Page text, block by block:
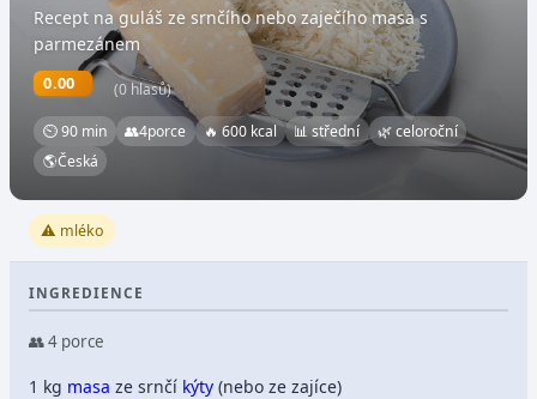
Recept na guláš ze srnčího nebo zaječího masa s
parmezánem
0.00 (0 hlasů)
⏲ 90 min 👥4porce 🔥 600 kcal 📊 střední
🌿 celoroční
🌎Česká
⚠️ mléko
INGREDIENCE
👥 4 porce
1 kg masa ze srnčí kýty (nebo ze zajíce)